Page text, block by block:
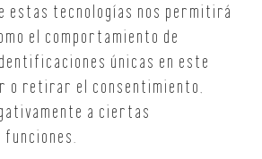
estas tecnologías nos permitirá
el comportamiento de
únicas en este
o retirar el consentimiento,
a ciertas